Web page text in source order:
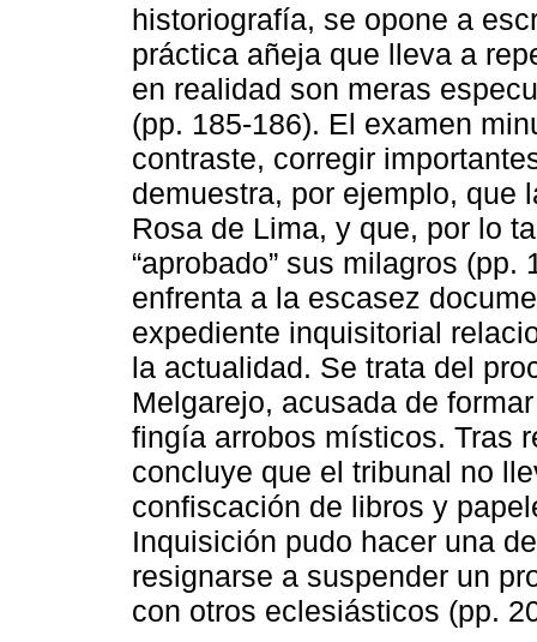
historiografía, se opone a
práctica añeja que lleva a
en realidad son meras
(pp. 185-186). El examen
contraste, corregir
demuestra, por ejemplo, que
Rosa de Lima, y que, por lo
“aprobado” sus milagros
enfrenta a la escasez
expediente inquisitorial
la actualidad. Se trata del
Melgarejo, acusada de
fingía arrobos místicos. Tras
concluye que el tribunal no
confiscación de libros y
Inquisición pudo hacer una
resignarse a suspender un
con otros eclesiásticos (pp.